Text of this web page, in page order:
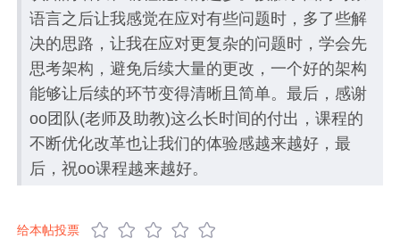
语言之后让我感觉在应对有些问题时，多了些解
决的思路，让我在应对更复杂的问题时，学会先
思考架构，避免后续大量的更改，一个好的架构
能够让后续的环节变得清晰且简单。最后，感谢
oo团队(老师及助教)这么长时间的付出，课程的
不断优化改革也让我们的体验感越来越好，最
后，祝oo课程越来越好。
给本帖投票